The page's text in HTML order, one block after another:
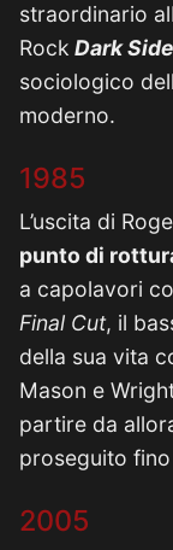
straordinario
Rock Dark
sociologico
moderno.
1985
L’uscita di
punto di
a capolavori
Final Cut, il
della sua vita
Mason e
partire da
proseguito
2005